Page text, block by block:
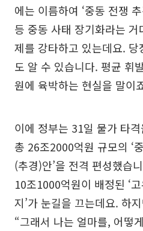
에는 이름하여 ‘중동 전쟁
등 중동 사태 장기화라는
제를 강타하고 있는데요.
도 알 수 있습니다. 평균 휘
원에 육박하는 현실을 말이
이에 정부는 31일 물가 타
총 26조2000억원 규모의 ‘
(추경)안’을 전격 편성했습
10조1000억원이 배정된 ‘
지’가 눈길을 끄는데요. 하
“그래서 나는 얼마를, 어떻